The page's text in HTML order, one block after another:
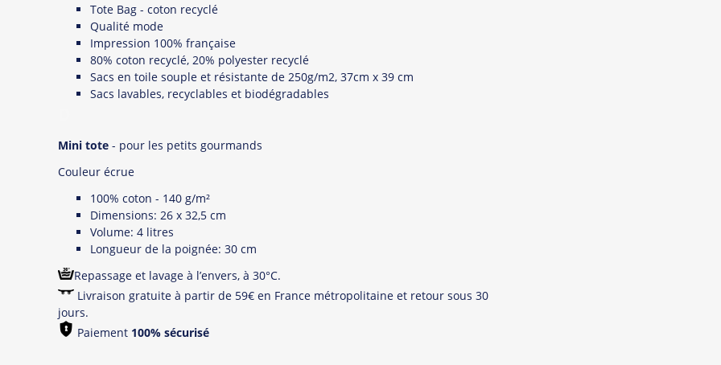
Tote Bag - coton recyclé
Qualité mode
Impression 100% française
80% coton recyclé, 20% polyester recyclé
Sacs en toile souple et résistante de 250g/m2, 37cm x 39 cm
Sacs lavables, recyclables et biodégradables
Mini tote - pour les petits gourmands
Couleur écrue
100% coton - 140 g/m²
Dimensions: 26 x 32,5 cm
Volume: 4 litres
Longueur de la poignée: 30 cm
Repassage et lavage à l’envers, à 30°C.
Livraison gratuite à partir de 59€ en France métropolitaine et retour sous 30
jours.
Paiement 100% sécurisé